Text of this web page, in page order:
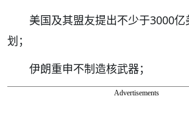
美国及其盟友提出不少于3000
划；
伊朗重申不制造核武器；
Advertisements